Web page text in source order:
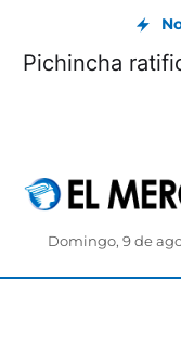
Pichincha
Domingo, 9 de